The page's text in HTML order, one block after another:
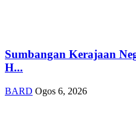
Sumbangan Kerajaan
H...
BARD Ogos 6, 2026